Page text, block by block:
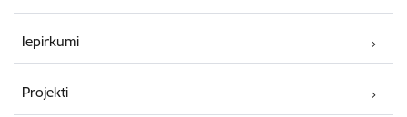
Iepirkumi
Projekti